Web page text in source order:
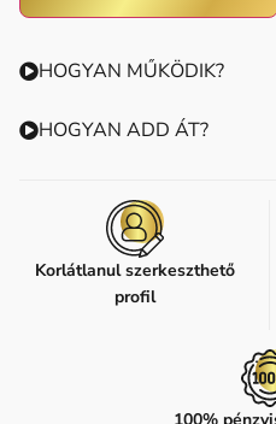
HOGYAN MŰKÖDIK?
HOGYAN ADD ÁT?
Korlátlanul szerkeszthető
profil
100%